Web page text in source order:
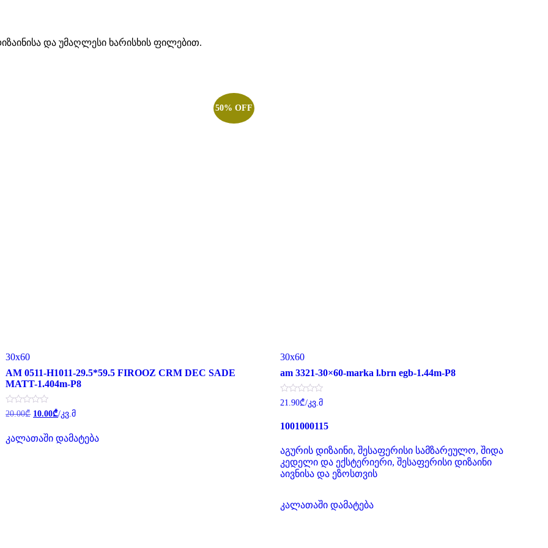
და უმაღლესი ხარისხის ფილებით.
50% OFF
30x60
AM 0511-H1011-29.5*59.5 FIROOZ CRM DEC SADE
MATT-1.404m-P8
შეფასება
0
5-
დან
20.00₾ Original
price
20.00₾.
10.00₾Current
price
10.00₾.
/კვ.მ
კალათაში დამატება
30x60
am 3321-30×60-marka l.brn egb-1.44m-P8
შეფასება
0
5-
დან
21.90₾/კვ.მ
1001000115
აგურის დიზაინი, შესაფერისი სამზარეულო, შიდა
კედელი და ექსტერიერი, შესაფერისი დიზაინი
აივნისა და ეზოსთვის
კალათაში დამატება